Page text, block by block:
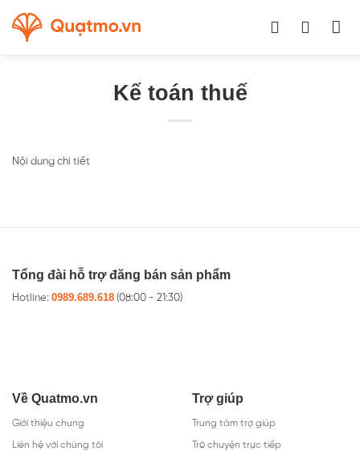
đến
Kế toán thuế
Nội dung chi tiết
Tổng đài hỗ trợ đăng bán sản phẩm
Hotline: 0989.689.618 (08:00 - 21:30)
Về Quatmo.vn
Giới thiệu chung
Liên hệ với chúng tôi
Trợ giúp
Trung tâm trợ giúp
Trò chuyện trực tiếp